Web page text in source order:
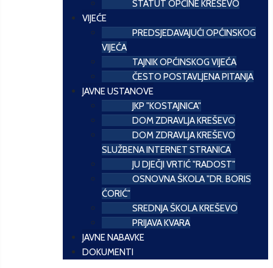
STATUT OPĆINE KREŠEVO
VIJEĆE
PREDSJEDAVAJUĆI OPĆINSKOG
VIJEĆA
TAJNIK OPĆINSKOG VIJEĆA
ČESTO POSTAVLJENA PITANJA
JAVNE USTANOVE
JKP "KOSTAJNICA"
DOM ZDRAVLJA KREŠEVO
DOM ZDRAVLJA KREŠEVO
SLUŽBENA INTERNET STRANICA
JU DJEČJI VRTIĆ "RADOST"
OSNOVNA ŠKOLA "DR. BORIS
ĆORIĆ"
SREDNJA ŠKOLA KREŠEVO
PRIJAVA KVARA
JAVNE NABAVKE
DOKUMENTI